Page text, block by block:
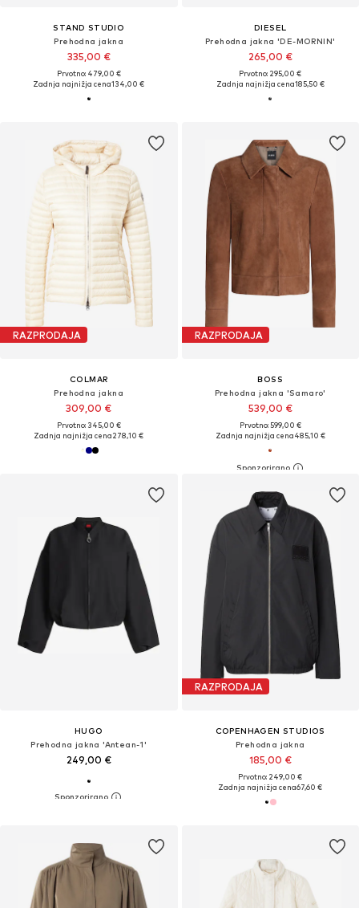
STAND STUDIO
Prehodna jakna
335,00 €
Prvotno: 479,00 €
Zadnja najnižja cena134,00 €
DIESEL
Prehodna jakna 'DE-MORNIN'
265,00 €
Prvotno: 295,00 €
Zadnja najnižja cena185,50 €
RAZPRODAJA
COLMAR
Prehodna jakna
309,00 €
Prvotno: 345,00 €
Zadnja najnižja cena278,10 €
RAZPRODAJA
BOSS
Prehodna jakna 'Samaro'
539,00 €
Prvotno: 599,00 €
Zadnja najnižja cena485,10 €
HUGO
Prehodna jakna 'Antean-1'
249,00 €
RAZPRODAJA
COPENHAGEN STUDIOS
Prehodna jakna
185,00 €
Prvotno: 249,00 €
Zadnja najnižja cena67,60 €